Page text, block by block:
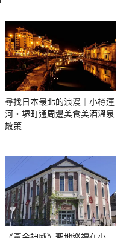
尋找日本最北的浪漫｜小樽運
河・堺町通周邊美食美酒溫泉
散策